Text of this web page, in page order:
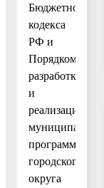
Бюджетного
кодекса
РФ и
Порядком
разработки
и
реализации
муниципальных
программ
городского
округа